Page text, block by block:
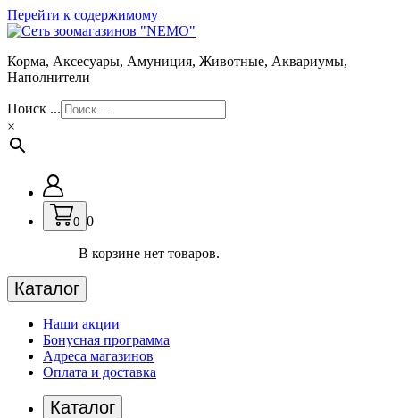
Перейти к содержимому
Корма, Аксесуары, Амуниция, Животные, Аквариумы,
Наполнители
Поиск ...
×
0 0
В корзине нет товаров.
Каталог
Наши акции
Бонусная программа
Адреса магазинов
Оплата и доставка
Каталог